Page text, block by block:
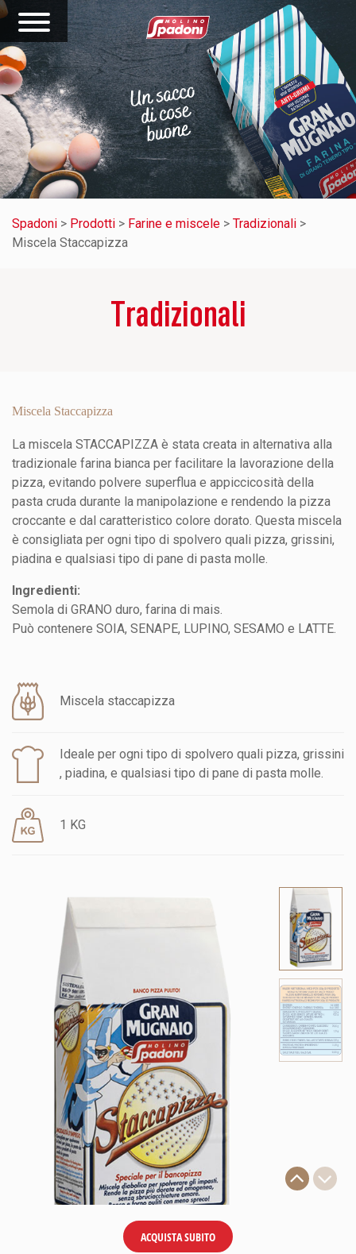
Spadoni > Prodotti > Farine e miscele > Tradizionali >
Miscela Staccapizza
Tradizionali
Miscela Staccapizza
La miscela STACCAPIZZA è stata creata in alternativa alla
tradizionale farina bianca per facilitare la lavorazione della
pizza, evitando polvere superflua e appiccicosità della
pasta cruda durante la manipolazione e rendendo la pizza
croccante e dal caratteristico colore dorato. Questa miscela
è consigliata per ogni tipo di spolvero quali pizza, grissini,
piadina e qualsiasi tipo di pane di pasta molle.
Ingredienti:
Semola di GRANO duro, farina di mais.
Può contenere SOIA, SENAPE, LUPINO, SESAMO e LATTE.
Miscela staccapizza
Ideale per ogni tipo di spolvero quali pizza, grissini
, piadina, e qualsiasi tipo di pane di pasta molle.
1 KG
ACQUISTA SUBITO